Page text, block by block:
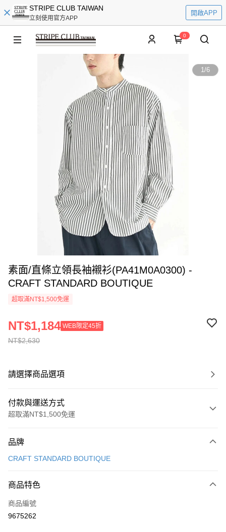
STRIPE CLUB TAIWAN
立刻使用官方APP
開啟APP
0
1/6
素面/直條立領長袖襯衫(PA41M0A0300) -
CRAFT STANDARD BOUTIQUE
超取滿NT$1,500免運
NT$2,630
NT$1,184 WEB限定45折
請選擇商品選項
付款與運送方式
超取滿NT$1,500免運
信用卡一次付款
3 期 0 利率 每期
合作金庫商業銀行
上海商業儲蓄銀行
超商取貨付款
LINE Pay
品牌
CRAFT STANDARD BOUTIQUE
商品特色
商品編號
9675262